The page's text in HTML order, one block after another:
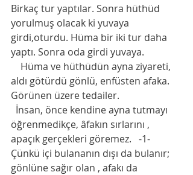
Birkaç tur yaptılar. Sonra hüthüd
yorulmuş olacak ki yuvaya
girdi,oturdu. Hüma bir iki tur daha
yaptı. Sonra oda girdi yuvaya.
Hüma ve hüthüdün ayna ziyareti,
aldı götürdü gönlü, enfüsten afaka.
Görünen üzere tedailer.
İnsan, önce kendine ayna tutmayı
öğrenmedikçe, âfakın sırlarını ,
apaçık gerçekleri göremez.   -1-
Çünkü içi bulananın dışı da bulanır;
gönlüne sağır olan , afakı da